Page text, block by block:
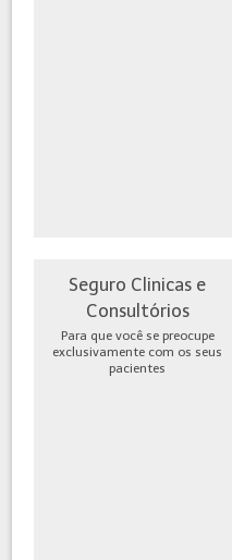
Seguro Clinicas e
Consultórios
Para que você se preocupe
exclusivamente com os seus
pacientes